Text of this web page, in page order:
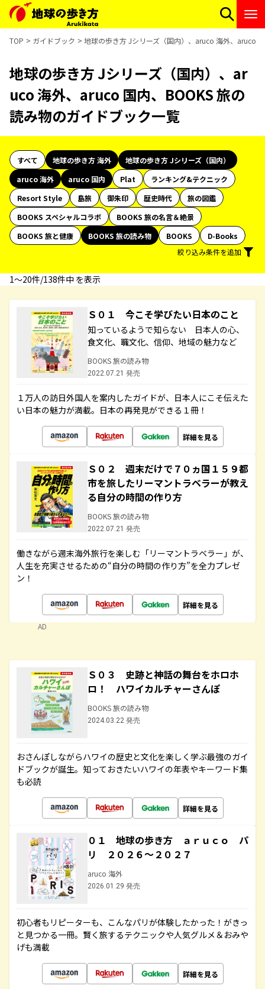
TOP ガイドブック 地球の歩き方 Jシリーズ（国内）、aruco 海外、aruco
地球の歩き方 Jシリーズ（国内）、ar
uco 海外、aruco 国内、BOOKS 旅の
読み物のガイドブック一覧
すべて 地球の歩き方 海外
地球の歩き方 Jシリーズ（国内）
aruco 海外
aruco 国内 Plat
ランキング&テクニック
Resort Style
島旅 御朱印 歴史時代
旅の図鑑
BOOKS スペシャルコラボ
BOOKS 旅の名言＆絶景
BOOKS 旅と健康
BOOKS 旅の読み物 BOOKS
D-Books
絞り込み条件を追加
1〜20件/138件中 を表示
Ｓ０１ 今こそ学びたい日本のこと
知っているようで知らない 日本人の心、
食文化、職文化、信仰、地域の魅力など
BOOKS 旅の読み物
2022.07.21 発売
１万人の訪日外国人を案内したガイドが、日本人にこそ伝えた
い日本の魅力が満載。日本の再発見ができる１冊！
詳細を見る
Ｓ０２ 週末だけで７０ヵ国１５９都
市を旅したリーマントラベラーが教え
る自分の時間の作り方
BOOKS 旅の読み物
2022.07.21 発売
働きながら週末海外旅行を楽しむ「リーマントラベラー」が、
人生を充実させるための“自分の時間の作り方”を全力プレゼ
ン！
詳細を見る
AD
Ｓ０３ 史跡と神話の舞台をホロホ
ロ！ ハワイカルチャーさんぽ
BOOKS 旅の読み物
2024.03.22 発売
おさんぽしながらハワイの歴史と文化を楽しく学ぶ最強のガイ
ドブックが誕生。知っておきたいハワイの年表やキーワード集
も必読
詳細を見る
０１ 地球の歩き方 ａｒｕｃｏ パ
リ ２０２６～２０２７
aruco 海外
2026.01.29 発売
初心者もリピーターも、こんなパリが体験したかった！がきっ
と見つかる一冊。賢く旅するテクニックや人気グルメ＆おみや
げも満載
詳細を見る